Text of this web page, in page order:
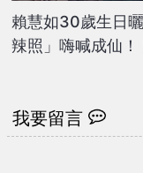
賴慧如30歲生日
辣照」嗨喊成仙！
我要留言